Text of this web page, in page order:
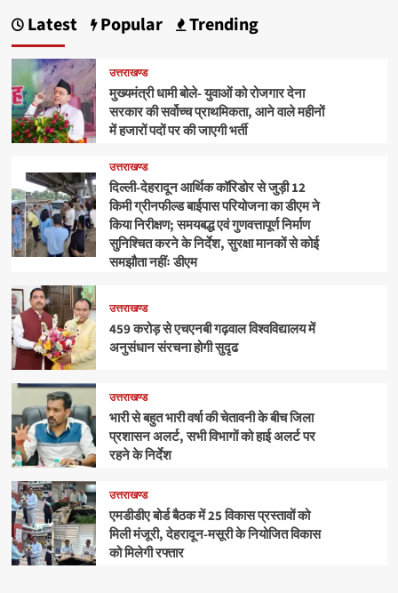
Latest Popular Trending
उत्तराखण्ड
मुख्यमंत्री धामी बोले- युवाओं को रोजगार देना
सरकार की सर्वोच्च प्राथमिकता, आने वाले महीनों
में हजारों पदों पर की जाएगी भर्ती
उत्तराखण्ड
दिल्ली-देहरादून आर्थिक कॉरिडोर से जुड़ी 12
किमी ग्रीनफील्ड बाईपास परियोजना का डीएम ने
किया निरीक्षण; समयबद्ध एवं गुणवत्तापूर्ण निर्माण
सुनिश्चित करने के निर्देश, सुरक्षा मानकों से कोई
समझौता नहींः डीएम
उत्तराखण्ड
459 करोड़ से एचएनबी गढ़वाल विश्वविद्यालय में
अनुसंधान संरचना होगी सुदृढ
उत्तराखण्ड
भारी से बहुत भारी वर्षा की चेतावनी के बीच जिला
प्रशासन अलर्ट, सभी विभागों को हाई अलर्ट पर
रहने के निर्देश
उत्तराखण्ड
एमडीडीए बोर्ड बैठक में 25 विकास प्रस्तावों को
मिली मंजूरी, देहरादून-मसूरी के नियोजित विकास
को मिलेगी रफ्तार